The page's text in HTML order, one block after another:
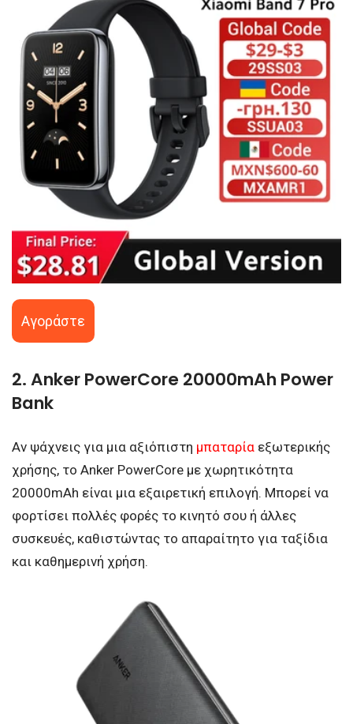
Αγοράστε
2. Anker PowerCore 20000mAh Power
Bank
Αν ψάχνεις για μια αξιόπιστη μπαταρία εξωτερικής
χρήσης, το Anker PowerCore με χωρητικότητα
20000mAh είναι μια εξαιρετική επιλογή. Μπορεί να
φορτίσει πολλές φορές το κινητό σου ή άλλες
συσκευές, καθιστώντας το απαραίτητο για ταξίδια
και καθημερινή χρήση.